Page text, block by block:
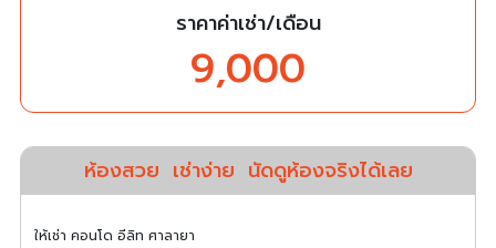
ราคาค่าเช่า/เดือน
9,000
ห้องสวย เช่าง่าย นัดดูห้องจริงได้เลย
ให้เช่า คอนโด อีลิท ศาลายา